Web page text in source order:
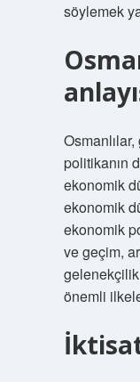
söylemek
politikanın
ekonomik
ekonomik
ekonomik
ve geçim,
gelenekçilik
önemli